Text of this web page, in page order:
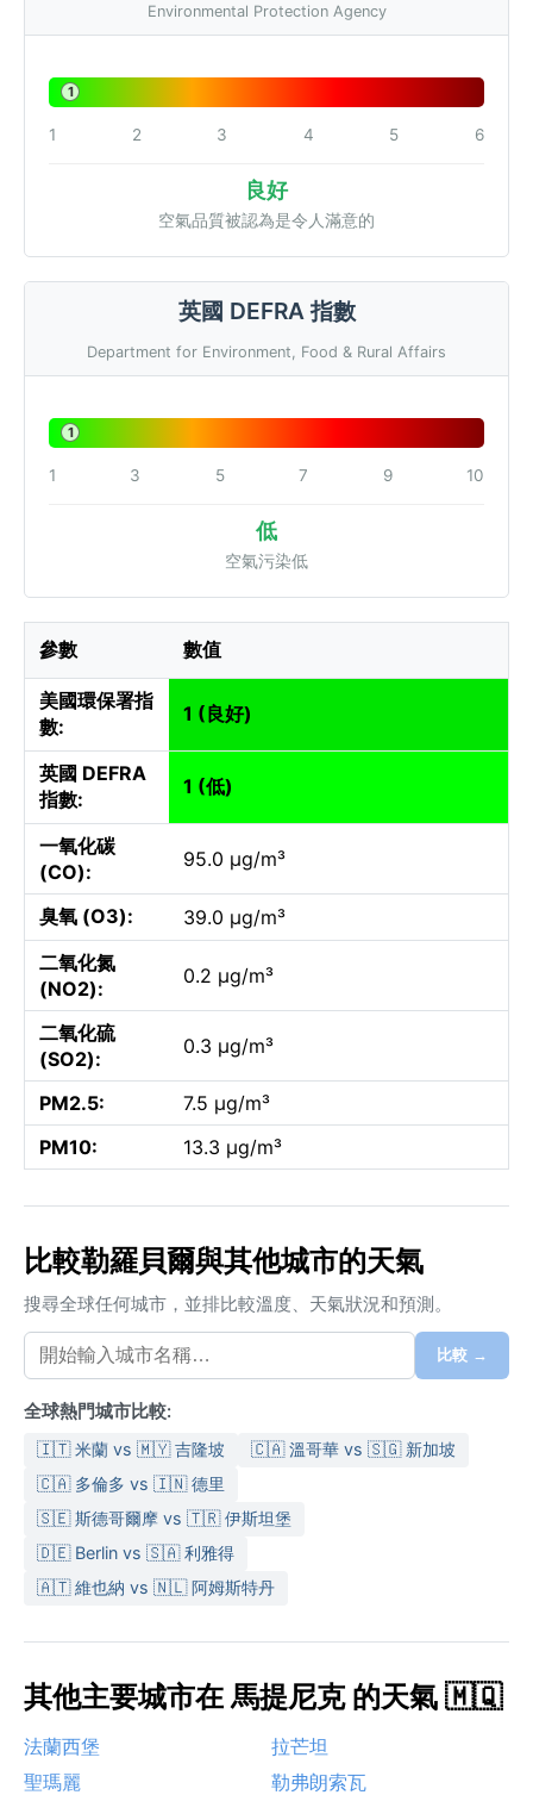
Environmental Protection Agency
1
1 2 3 4 5 6
良好
空氣品質被認為是令人滿意的
英國 DEFRA 指數
Department for Environment, Food & Rural Affairs
1
1 3 5 7 9 10
低
空氣污染低
參數 數值
美國環保署指
數:
1 (良好)
英國 DEFRA
指數:
1 (低)
一氧化碳
(CO):
95.0 µg/m³
臭氧 (O3):
39.0 µg/m³
二氧化氮
(NO2):
0.2 µg/m³
二氧化硫
(SO2):
0.3 µg/m³
PM2.5:
7.5 µg/m³
PM10:
13.3 µg/m³
比較勒羅貝爾與其他城市的天氣
搜尋全球任何城市，並排比較溫度、天氣狀況和預測。
比較 →
全球熱門城市比較:
🇮🇹 米蘭 vs 🇲🇾 吉隆坡
🇨🇦 溫哥華 vs 🇸🇬 新加坡
🇨🇦 多倫多 vs 🇮🇳 德里
🇸🇪 斯德哥爾摩 vs 🇹🇷 伊斯坦堡
🇩🇪 Berlin vs 🇸🇦 利雅得
🇦🇹 維也納 vs 🇳🇱 阿姆斯特丹
其他主要城市在 馬提尼克 的天氣 🇲🇶
法蘭西堡
拉芒坦
聖瑪麗
勒弗朗索瓦